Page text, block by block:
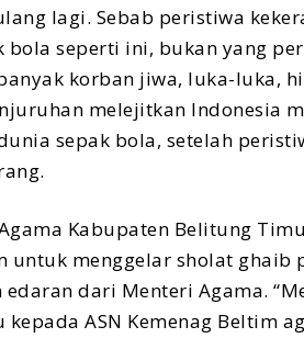
lagi. Sebab peristiwa
bola seperti ini, bukan yang
korban jiwa, luka-luka,
melejitkan Indonesia
sepak bola, setelah
Kabupaten Belitung
untuk menggelar sholat
edaran dari Menteri Agama.
ASN Kemenag Beltim